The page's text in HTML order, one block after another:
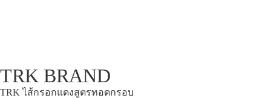
TRK BRAND
TRK ไส้กรอกแดงสูตรทอดกรอบ